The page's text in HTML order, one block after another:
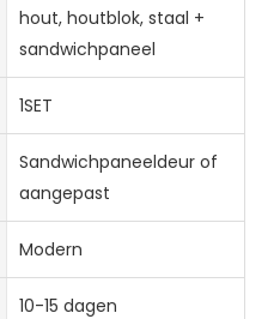
hout, houtblok, staal +
sandwichpaneel
1SET
Sandwichpaneeldeur of
aangepast
Modern
10-15 dagen